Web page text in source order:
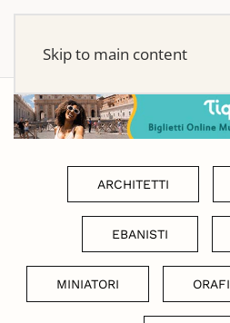
Skip to main content
ARCHITETTI
EBANISTI
MINIATORI ORAFI